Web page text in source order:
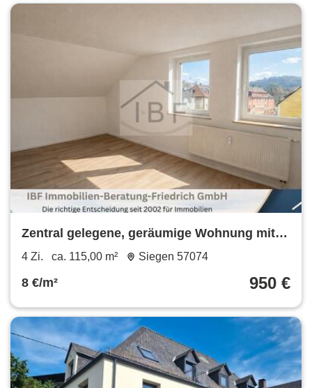
Zentral gelegene, geräumige Wohnung mit
Balkon in Siegen
4 Zi. ca. 115,00 m² Siegen 57074
8 €/m² 950 €